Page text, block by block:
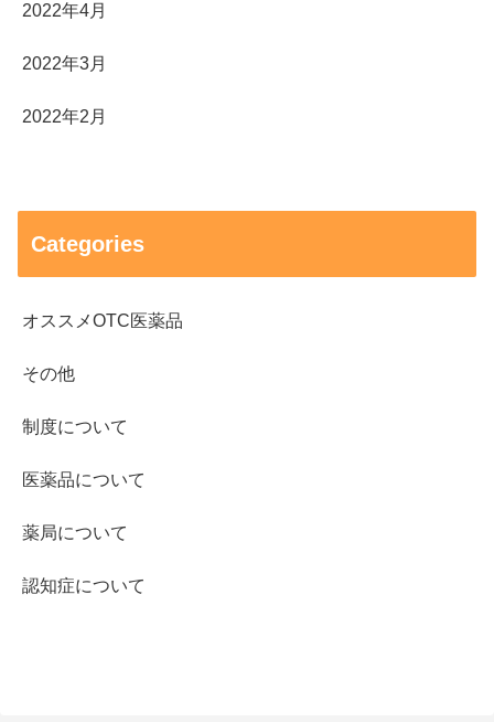
2022年4月
2022年3月
2022年2月
Categories
オススメOTC医薬品
その他
制度について
医薬品について
薬局について
認知症について